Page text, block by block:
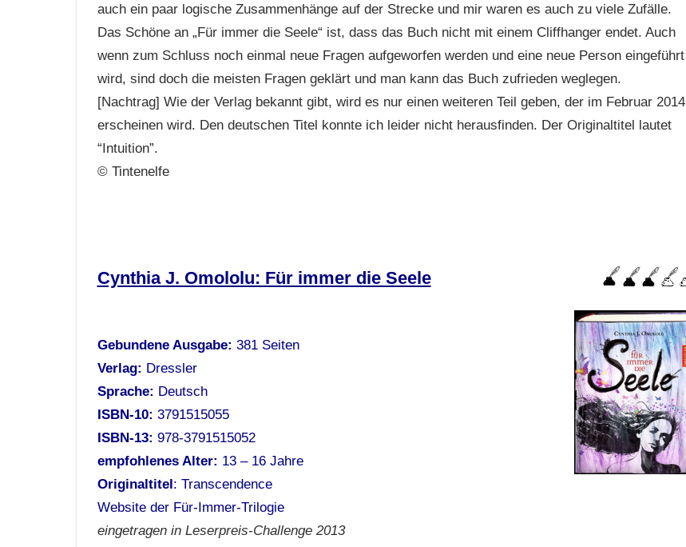
auch ein paar logische Zusammenhänge auf der Strecke und mir waren es auch zu viele Zufälle.
Das Schöne an „Für immer die Seele“ ist, dass das Buch nicht mit einem Cliffhanger endet. Auch
wenn zum Schluss noch einmal neue Fragen aufgeworfen werden und eine neue Person eingeführt
wird, sind doch die meisten Fragen geklärt und man kann das Buch zufrieden weglegen.
[Nachtrag] Wie der Verlag bekannt gibt, wird es nur einen weiteren Teil geben, der im Februar 2014
erscheinen wird. Den deutschen Titel konnte ich leider nicht herausfinden. Der Originaltitel lautet
“Intuition”.
© Tintenelfe
Cynthia J. Omololu: Für immer die Seele
Gebundene Ausgabe: 381 Seiten
Verlag: Dressler
Sprache: Deutsch
ISBN-10: 3791515055
ISBN-13: 978-3791515052
empfohlenes Alter: 13 – 16 Jahre
Originaltitel : Transcendence
Website der Für-Immer-Trilogie
eingetragen in Leserpreis-Challenge 2013